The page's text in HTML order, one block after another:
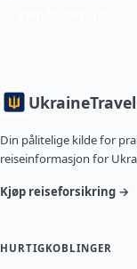
Ukraine
Din pålitelige kilde for
reiseinformasjon for
Kjøp reiseforsikring →
HURTIGKOBLINGER